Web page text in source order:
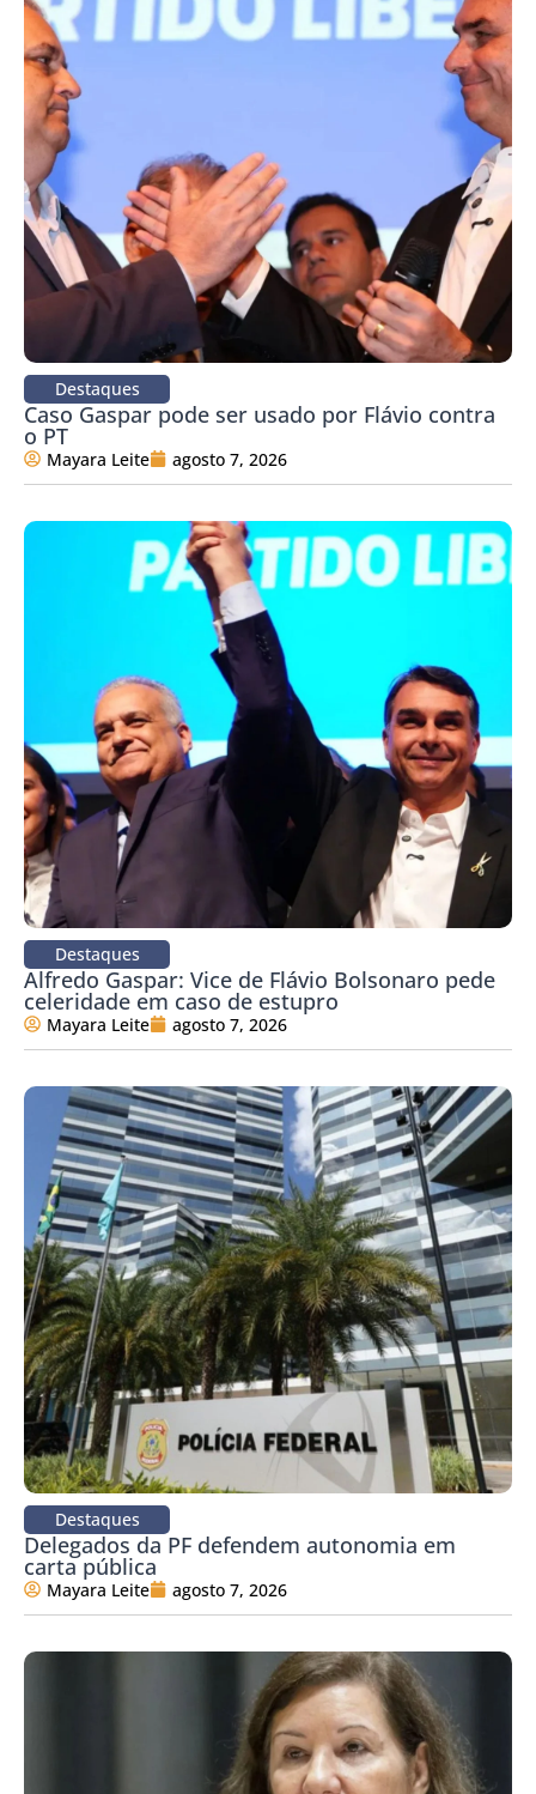
Destaques
Caso Gaspar pode ser usado por Flávio contra
o PT
Mayara Leite agosto 7, 2026
Destaques
Alfredo Gaspar: Vice de Flávio Bolsonaro pede
celeridade em caso de estupro
Mayara Leite agosto 7, 2026
Destaques
Delegados da PF defendem autonomia em
carta pública
Mayara Leite agosto 7, 2026